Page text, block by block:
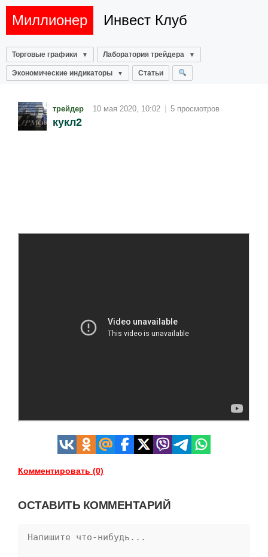
Миллионер Инвест Клуб
Торговые графики Лаборатория трейдера
Экономические индикаторы Статьи
трейдер 10 мая 2020, 10:02 | 5 просмотров
кукл2
Комментировать (0)
ОСТАВИТЬ КОММЕНТАРИЙ